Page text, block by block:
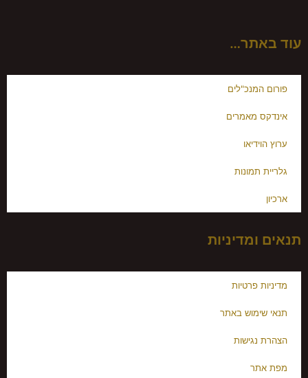
עוד באתר…
פורום המנכ"לים
אינדקס מאמרים
ערוץ הוידיאו
גלריית תמונות
ארכיון
תנאים ומדיניות
מדיניות פרטיות
תנאי שימוש באתר
הצהרת נגישות
מפת אתר